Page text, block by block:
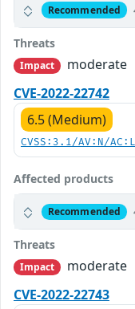
Recommended
Threats
Impact
moderate
CVE-2022-22742
6.5 (Medium)
CVSS:3.1/AV:N/
Affected products
Recommended
Threats
Impact
moderate
CVE-2022-22743